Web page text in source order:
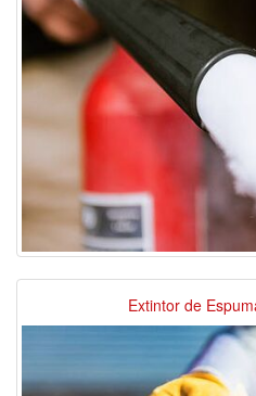
Extintor de